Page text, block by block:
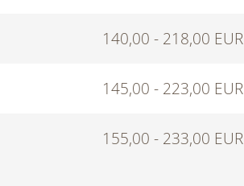
140,00 - 218,00 EUR
145,00 - 223,00 EUR
155,00 - 233,00 EUR